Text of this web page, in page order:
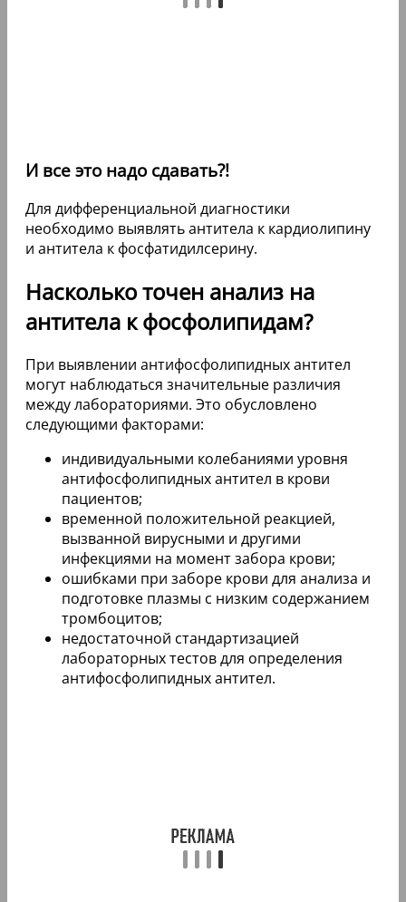
И все это надо сдавать?!
Для дифференциальной диагностики
необходимо выявлять антитела к кардиолипину
и антитела к фосфатидилсерину.
Насколько точен анализ на
антитела к фосфолипидам?
При выявлении антифосфолипидных антител
могут наблюдаться значительные различия
между лабораториями. Это обусловлено
следующими факторами:
индивидуальными колебаниями уровня
антифосфолипидных антител в крови
пациентов;
временной положительной реакцией,
вызванной вирусными и другими
инфекциями на момент забора крови;
ошибками при заборе крови для анализа и
подготовке плазмы с низким содержанием
тромбоцитов;
недостаточной стандартизацией
лабораторных тестов для определения
антифосфолипидных антител.